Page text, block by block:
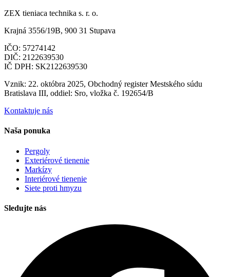
ZEX tieniaca technika s. r. o.
Krajná 3556/19B, 900 31 Stupava
IČO: 57274142
DIČ: 2122639530
IČ DPH: SK2122639530
Vznik: 22. októbra 2025, Obchodný register Mestského súdu
Bratislava III, oddiel: Sro, vložka č. 192654/B
Kontaktuje nás
Naša ponuka
Pergoly
Exteriérové tienenie
Markízy
Interiérové tienenie
Siete proti hmyzu
Sledujte nás